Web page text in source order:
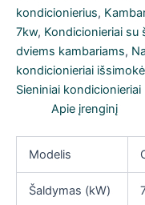
Full
black
CH-
S24FTXAL-
FB
(-25°C)
kondicionierius,
7kw, Kondicionieriai su
dviems kambariams,
kondicionieriai
Sieniniai kondicionieriai
Apie įrenginį
Modelis
Šaldymas (kW)